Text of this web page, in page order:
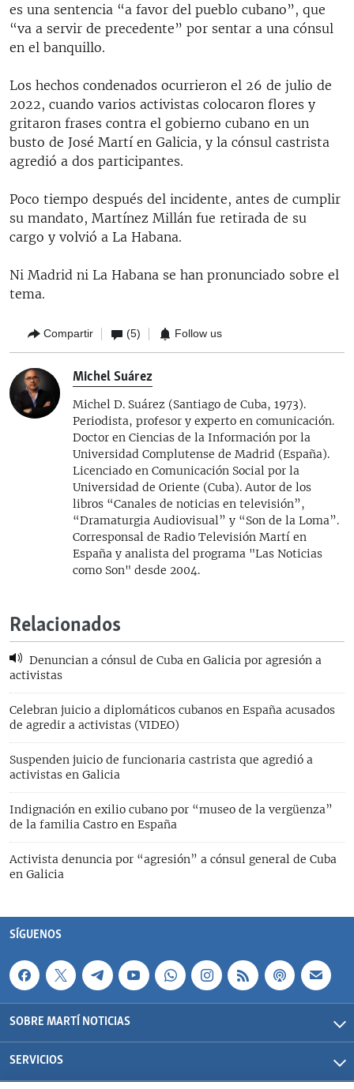
es una sentencia “a favor del pueblo cubano”, que
“va a servir de precedente” por sentar a una cónsul
en el banquillo.
Los hechos condenados ocurrieron el 26 de julio de
2022, cuando varios activistas colocaron flores y
gritaron frases contra el gobierno cubano en un
busto de José Martí en Galicia, y la cónsul castrista
agredió a dos participantes.
Poco tiempo después del incidente, antes de cumplir
su mandato, Martínez Millán fue retirada de su
cargo y volvió a La Habana.
Ni Madrid ni La Habana se han pronunciado sobre el
tema.
Compartir (5) Follow us
Michel Suárez
Michel D. Suárez (Santiago de Cuba, 1973).
Periodista, profesor y experto en comunicación.
Doctor en Ciencias de la Información por la
Universidad Complutense de Madrid (España).
Licenciado en Comunicación Social por la
Universidad de Oriente (Cuba). Autor de los
libros “Canales de noticias en televisión”,
“Dramaturgia Audiovisual” y “Son de la Loma”.
Corresponsal de Radio Televisión Martí en
España y analista del programa "Las Noticias
como Son" desde 2004.
Relacionados
Denuncian a cónsul de Cuba en Galicia por agresión a
activistas
Celebran juicio a diplomáticos cubanos en España acusados
de agredir a activistas (VIDEO)
Suspenden juicio de funcionaria castrista que agredió a
activistas en Galicia
Indignación en exilio cubano por “museo de la vergüenza”
de la familia Castro en España
Activista denuncia por “agresión” a cónsul general de Cuba
en Galicia
SÍGUENOS
SOBRE MARTÍ NOTICIAS
SERVICIOS